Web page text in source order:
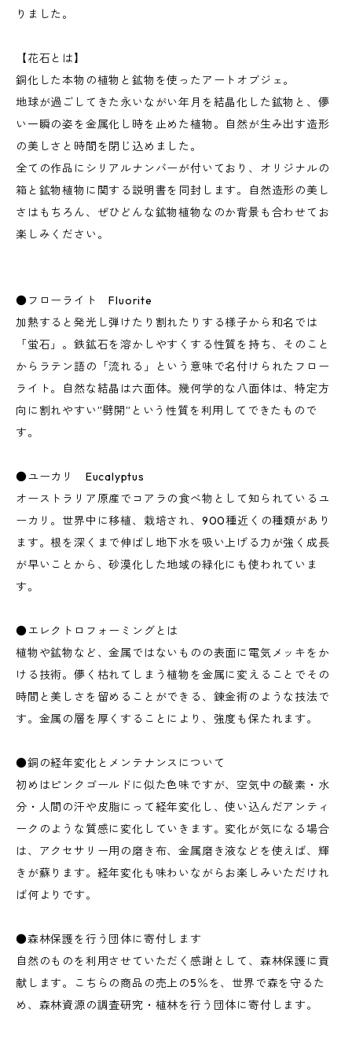
りました。
【花石とは】
銅化した本物の植物と鉱物を使ったアートオブジェ。
地球が過ごしてきた永いながい年月を結晶化した鉱物と、儚
い一瞬の姿を金属化し時を止めた植物。自然が生み出す造形
の美しさと時間を閉じ込めました。
全ての作品にシリアルナンバーが付いており、オリジナルの
箱と鉱物植物に関する説明書を同封します。自然造形の美し
さはもちろん、ぜひどんな鉱物植物なのか背景も合わせてお
楽しみください。
●フローライト Fluorite
加熱すると発光し弾けたり割れたりする様子から和名では
「蛍石」。鉄鉱石を溶かしやすくする性質を持ち、そのこと
からラテン語の「流れる」という意味で名付けられたフロー
ライト。自然な結晶は六面体。幾何学的な八面体は、特定方
向に割れやすい”劈開”という性質を利用してできたもので
す。
●ユーカリ Eucalyptus
オーストラリア原産でコアラの食べ物として知られているユ
ーカリ。世界中に移植、栽培され、900種近くの種類があり
ます。根を深くまで伸ばし地下水を吸い上げる力が強く成長
が早いことから、砂漠化した地域の緑化にも使われていま
す。
●エレクトロフォーミングとは
植物や鉱物など、金属ではないものの表面に電気メッキをか
ける技術。儚く枯れてしまう植物を金属に変えることでその
時間と美しさを留めることができる、錬金術のような技法で
す。金属の層を厚くすることにより、強度も保たれます。
●銅の経年変化とメンテナンスについて
初めはピンクゴールドに似た色味ですが、空気中の酸素・水
分・人間の汗や皮脂にって経年変化し、使い込んだアンティ
ークのような質感に変化していきます。変化が気になる場合
は、アクセサリー用の磨き布、金属磨き液などを使えば、輝
きが蘇ります。経年変化も味わいながらお楽しみいただけれ
ば何よりです。
●森林保護を行う団体に寄付します
自然のものを利用させていただく感謝として、森林保護に貢
献します。こちらの商品の売上の5％を、世界で森を守るた
め、森林資源の調査研究・植林を行う団体に寄付します。